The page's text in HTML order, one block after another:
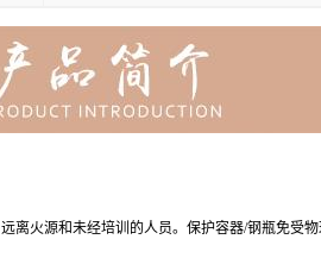
离火源和未经培训的人员。保护容器/钢瓶免受物